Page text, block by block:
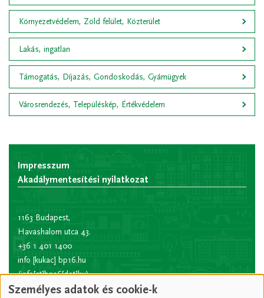
Környezetvédelem, Zöld felület, Közterület
Lakás, ingatlan
Támogatás, Díjazás, Gondoskodás, Gyámügyek
Városrendezés, Településkép, Értékvédelem
Impresszum
Akadálymentesítési nyilatkozat
1163 Budapest,
Havashalom utca 43.
+36 1 401 1400
info [kukac] bp16.hu
(info[at]bp16[dot]hu)
Hivatali kapu rövid
Személyes adatok és cookie-k